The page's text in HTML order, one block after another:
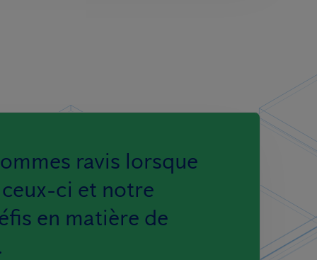
ravis lorsque
ci et notre
en matière de